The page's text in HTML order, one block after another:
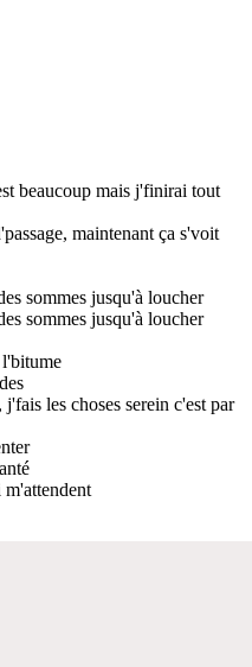
beaucoup mais j'finirai tout
maintenant ça s'voit
sommes jusqu'à loucher
sommes jusqu'à loucher
l'bitume
les choses serein c'est par